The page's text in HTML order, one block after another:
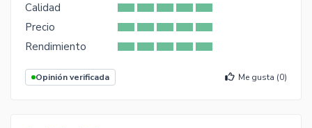
Calidad
Precio
Rendimiento
Opinión verificada Me gusta (0)